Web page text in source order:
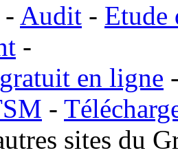
- Audit - Etude
-
en ligne
-
sites du